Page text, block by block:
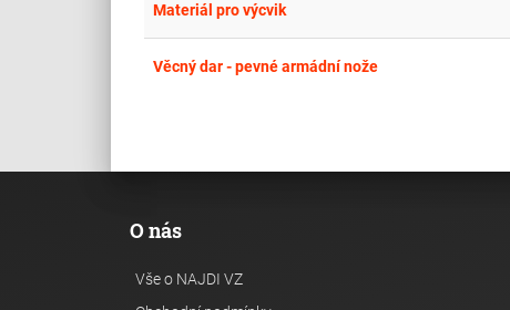
Materiál pro výcvik
Věcný dar - pevné armádní nože
O nás
Vše o NAJDI VZ